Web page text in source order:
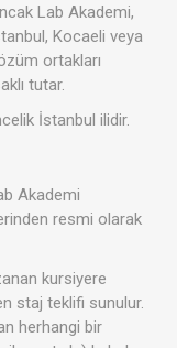
Lab Akademi,
Kocaeli veya
ortakları
tutar.
İstanbul ilidir.
Akademi
resmi olarak
kursiyere
staj teklifi sunulur.
herhangi bir